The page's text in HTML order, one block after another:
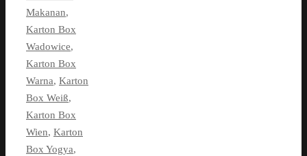
Makanan,
Karton Box
Wadowice,
Karton Box
Warna, Karton
Box Weiß,
Karton Box
Wien, Karton
Box Yogya,